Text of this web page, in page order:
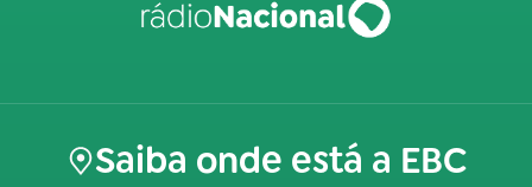
Saiba onde está a EBC